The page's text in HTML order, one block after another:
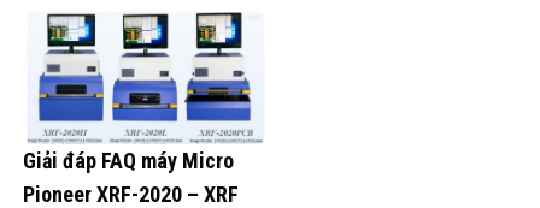
Giải đáp FAQ máy Micro
Pioneer XRF-2020 – XRF